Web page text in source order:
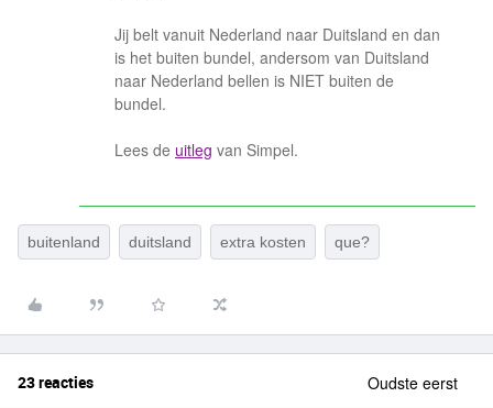
Jij belt vanuit Nederland naar Duitsland en dan
is het buiten bundel, andersom van Duitsland
naar Nederland bellen is NIET buiten de
bundel.
Lees de uitleg van Simpel.
buitenland duitsland extra kosten que?
23 reacties Oudste eerst